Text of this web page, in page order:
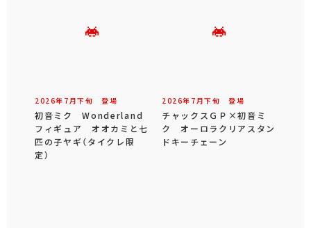
2026年 7 月下旬 登場
初音ミク Wonderland
フィギュア オオカミと七
匹の子ヤギ（タイクレ限
定）
2026年 7 月下旬 登場
チャックスＧＰ×初音ミ
ク オーロラクリアスタン
ドキーチェーン